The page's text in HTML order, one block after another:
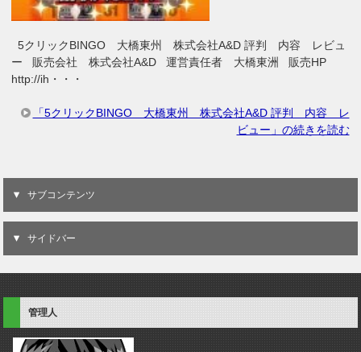
5クリックBINGO 大橋東州 株式会社A&D 評判 内容 レビュ
ー 販売会社 株式会社A&D 運営責任者 大橋東洲 販売HP
http://ih・・・
「5クリックBINGO 大橋東州 株式会社A&D 評判 内容 レ
ビュー」の続きを読む
サブコンテンツ
サイドバー
管理人